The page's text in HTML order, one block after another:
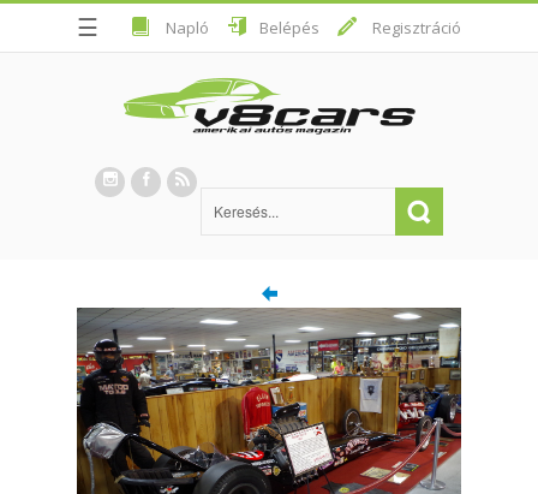
☰ Napló Belépés Regisztráció